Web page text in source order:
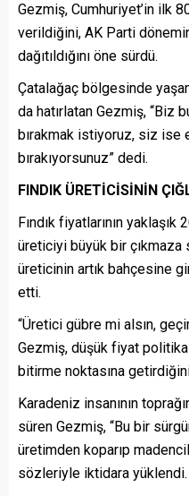
Gezmiş, Cumhuriyet’in ilk
verildiğini, AK Parti
dağıtıldığını öne sürdü.
Çatalağaç bölgesinde
da hatırlatan Gezmiş, “Biz
bırakmak istiyoruz, siz ise
bırakıyorsunuz” dedi.
FINDIK ÜRETİCİSİNİN
Fındık fiyatlarının
üreticiyi büyük bir
üreticinin artık bahçesine
etti.
“Üretici gübre mi alsın,
Gezmiş, düşük fiyat
bitirme noktasına
Karadeniz insanının
süren Gezmiş, “Bu bir
üretimden koparıp
sözleriyle iktidara yüklendi.